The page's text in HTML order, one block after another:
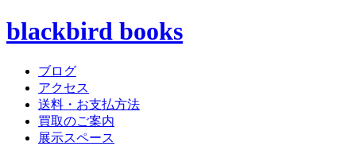
blackbird books
ブログ
アクセス
送料・お支払方法
買取のご案内
展示スペース